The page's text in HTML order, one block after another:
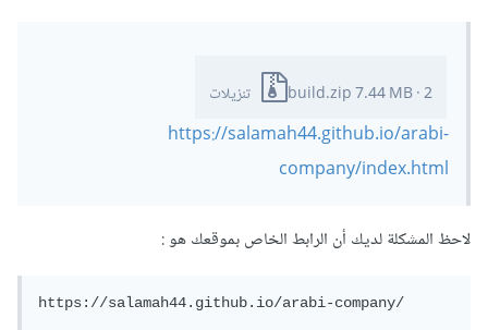
build.zip7.44 MB·2 تنزيلات
https://salamah44.github.io/arabi-
company/index.html
لاحظ المشكلة لديك أن الرابط الخاص بموقعك هو
https://salamah44.github.io/arabi-company/